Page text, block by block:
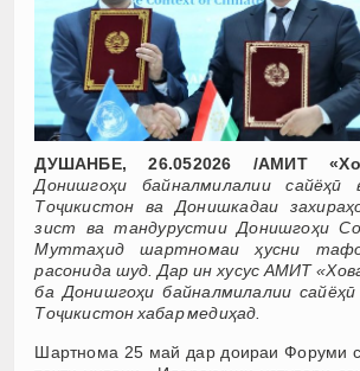
ДУШАНБЕ, 26.052026 /АМИТ
Донишгоҳи байналмилалии сайёҳӣ
Тоҷикистон ва Донишкадаи
зист ва тандурустии Донишгоҳи
Муттаҳид шартномаи ҳусни
расонида шуд. Дар ин хусус АМИТ
ба Донишгоҳи байналмилалии сайёҳӣ
Тоҷикистон хабар медиҳад.
Шартнома 25 май дар доираи Форуми